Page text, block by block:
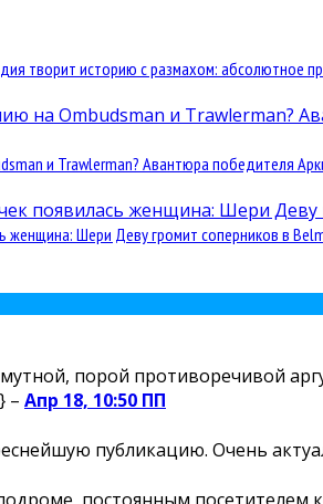
творит историю с размахом: абсолютное
и Trawlerman? Авантюра победителя
женщина: Шери Деву громит соперников в
мутной, порой противоречивой
– Апр 18, 10:50 ПП
публикацию. Очень